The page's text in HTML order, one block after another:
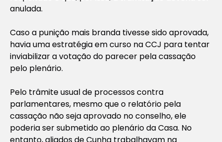
anulada.
Caso a punição mais branda tivesse sido aprovada,
havia uma estratégia em curso na CCJ para tentar
inviabilizar a votação do parecer pela cassação
pelo plenário.
Pelo trâmite usual de processos contra
parlamentares, mesmo que o relatório pela
cassação não seja aprovado no conselho, ele
poderia ser submetido ao plenário da Casa. No
entanto, aliados de Cunha trabalhavam na